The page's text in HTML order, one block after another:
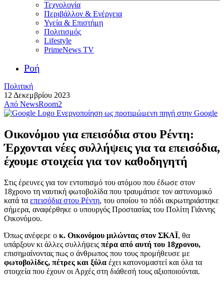
Τεχνολογία
Περιβάλλον & Ενέργεια
Υγεία & Επιστήμη
Πολιτισμός
Lifestyle
PrimeNews TV
Ροή
Πολιτική
12 Δεκεμβρίου 2023
Από NewsRoom2
Ενεργοποίηση ως προτιμώμενη πηγή στην Google
Οικονόμου για επεισόδια στου Ρέντη:
Έρχονται νέες συλλήψεις για τα επεισόδια,
έχουμε στοιχεία για τον καθοδηγητή
Στις έρευνες για τον εντοπισμό του ατόμου που έδωσε στον
18χρονο τη ναυτική φωτοβολίδα που τραυμάτισε τον αστυνομικό
κατά τα επεισόδια στου Ρέντη, του οποίου το πόδι ακρωτηριάστηκε
σήμερα, αναφέρθηκε ο υπουργός Προστασίας του Πολίτη Γιάννης
Οικονόμου.
Όπως ανέφερε ο κ. Οικονόμου μιλώντας στον ΣΚΑΪ, θα
υπάρξουν κι άλλες συλλήψεις πέρα από αυτή του 18χρονου,
επισημαίνοντας πως ο άνθρωπος που τους προμήθευσε με
φωτοβολίδες, πέτρες και ξύλα έχει κατονομαστεί και όλα τα
στοιχεία που έχουν οι Αρχές στη διάθεσή τους αξιοποιούνται.